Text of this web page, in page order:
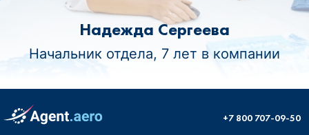
Надежда Сергеева
Начальник отдела, 7 лет в компании
+7 800 707-09-50